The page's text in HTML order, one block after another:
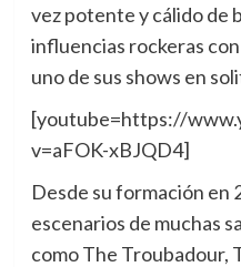
vez potente y cálido de
influencias rockeras
uno de sus shows en
[youtube=https://
v=aFOK-xBJQD4]
Desde su formación en
escenarios de muchas
como The Troubadour,